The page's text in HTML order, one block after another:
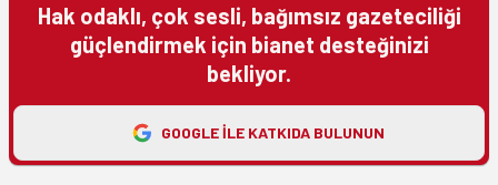
Hak odaklı, çok sesli, bağımsız gazeteciliği
güçlendirmek için bianet desteğinizi
bekliyor.
GOOGLE ILE KATKIDA BULUNUN